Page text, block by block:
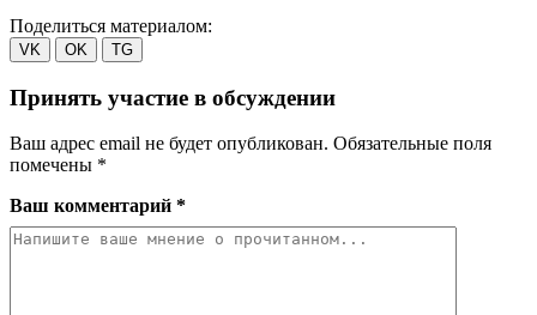
Поделиться материалом:
VK OK TG
Принять участие в обсуждении
Ваш адрес email не будет опубликован. Обязательные поля
помечены *
Ваш комментарий *